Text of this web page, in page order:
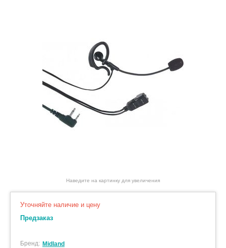
Наведите на картинку для увеличения
Уточняйте наличие и цену
Предзаказ
Бренд: Midland